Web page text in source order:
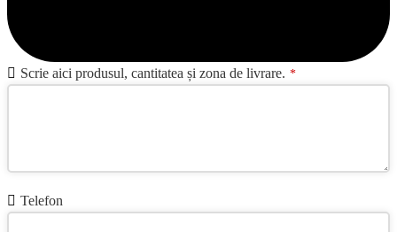
Scrie aici produsul, cantitatea și zona de livrare. *
Business
Email *
Telefon